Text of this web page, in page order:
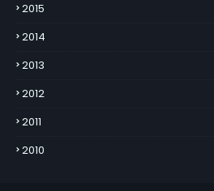
2015
2014
2013
2012
2011
2010